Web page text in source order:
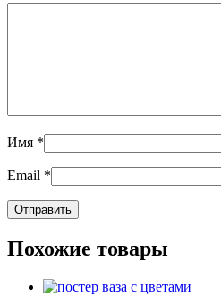
Имя *
Email *
Похожие товары